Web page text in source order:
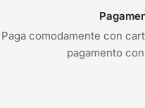
Paga comodamente con
pagamento